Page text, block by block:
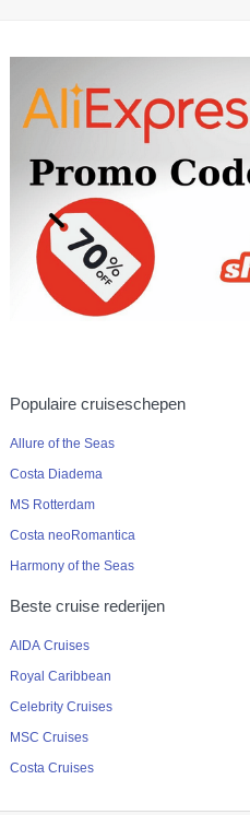
Populaire cruiseschepen
Allure of the Seas
Costa Diadema
MS Rotterdam
Costa neoRomantica
Harmony of the Seas
Beste cruise rederijen
AIDA Cruises
Royal Caribbean
Celebrity Cruises
MSC Cruises
Costa Cruises